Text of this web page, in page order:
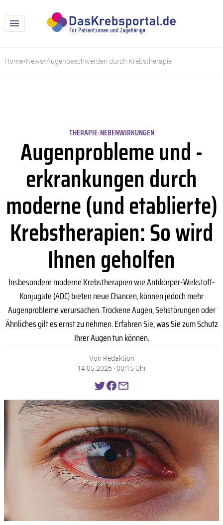
Home News Augenbeschwerden durch Krebstherapie
THERAPIE-NEBENWIRKUNGEN
Augenprobleme und -
erkrankungen durch
moderne (und etablierte)
Krebstherapien: So wird
Ihnen geholfen
Insbesondere moderne Krebstherapien wie Antikörper-Wirkstoff-
Konjugate (ADC) bieten neue Chancen, können jedoch mehr
Augenprobleme verursachen. Trockene Augen, Sehstörungen oder
Ähnliches gilt es ernst zu nehmen. Erfahren Sie, was Sie zum Schutz
Ihrer Augen tun können.
Von Redaktion
14.05.2026 · 00:15 Uhr